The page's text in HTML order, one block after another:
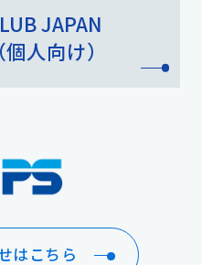
JAPAN
（個人向け）
はこちら